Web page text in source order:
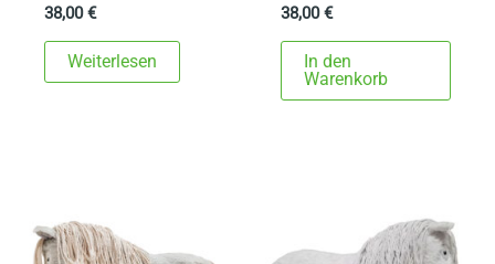
38,00€
Weiterlesen
38,00€
In den
Warenkorb